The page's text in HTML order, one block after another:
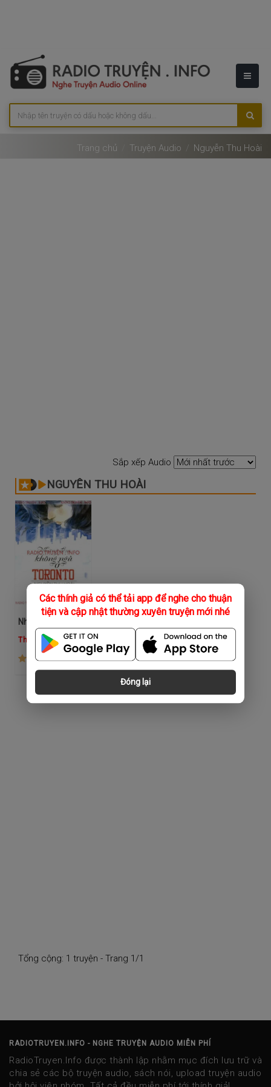
Các thính giả có thể tải app để nghe cho thuận
tiện và cập nhật thường xuyên truyện mới nhé
Đóng lại
Trang chủ Truyện Audio Nguyễn Thu Hoài
Sắp xếp Audio
NGUYỄN THU HOÀI
Thu Dung
Tổng cộng: 1 truyện - Trang 1/1
RADIOTRUYEN.INFO - NGHE TRUYỆN AUDIO MIỄN PHÍ
RadioTruyen.Info được thành lập nhằm mục đích lưu trữ và
chia sẻ các bộ truyện audio, sách nói, upload truyện audio